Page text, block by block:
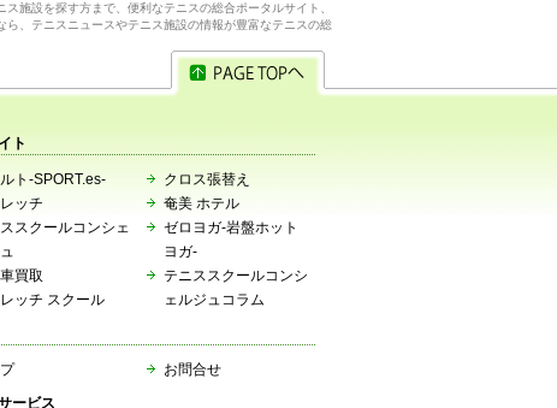
施設を探す方まで、便利なテニスの総合ポータルサイト、
、テニスニュースやテニス施設の情報が豊富なテニスの総
ト
ト-SPORT.es-
ッチ
スクールコンシェ
買取
ッチ スクール
クロス張替え
奄美 ホテル
ゼロヨガ-岩盤ホット
ヨガ-
テニススクールコンシ
ェルジュコラム
お問合せ
ービス